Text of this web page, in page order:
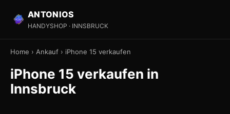
ANTONIOS
HANDYSHOP · INNSBRUCK
Home › Ankauf › iPhone 15 verkaufen
iPhone 15 verkaufen in
Innsbruck